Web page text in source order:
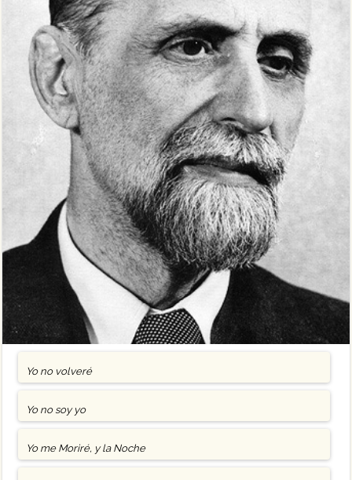
Yo no volveré
Yo no soy yo
Yo me Moriré, y la Noche